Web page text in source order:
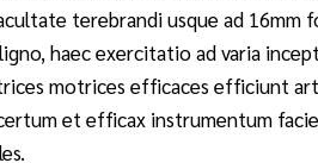
terebrandi usque ad 16mm
haec exercitatio ad varia
motrices efficaces efficiunt
et efficax instrumentum